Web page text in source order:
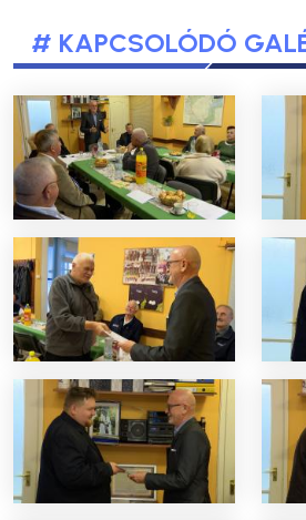
# KAPCSOLÓDÓ